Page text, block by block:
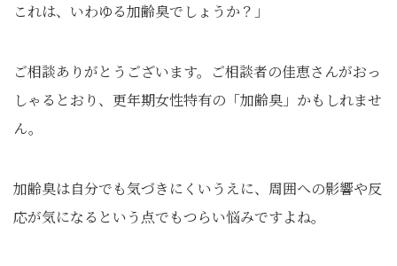
これは、いわゆる加齢臭でしょうか？」
ご相談ありがとうございます。ご相談者の佳恵さんがおっ
しゃるとおり、更年期女性特有の「加齢臭」かもしれませ
ん。
加齢臭は自分でも気づきにくいうえに、周囲への影響や反
応が気になるという点でもつらい悩みですよね。